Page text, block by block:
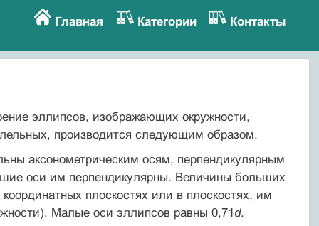
Главная Категории Контакты
эллипсов, изображающих окружности,
производится следующим образом.
аксонометрическим осям, перпендикулярным
оси им перпендикулярны. Величины больших
плоскостях или в плоскостях, им
Малые оси эллипсов равны 0,71d.